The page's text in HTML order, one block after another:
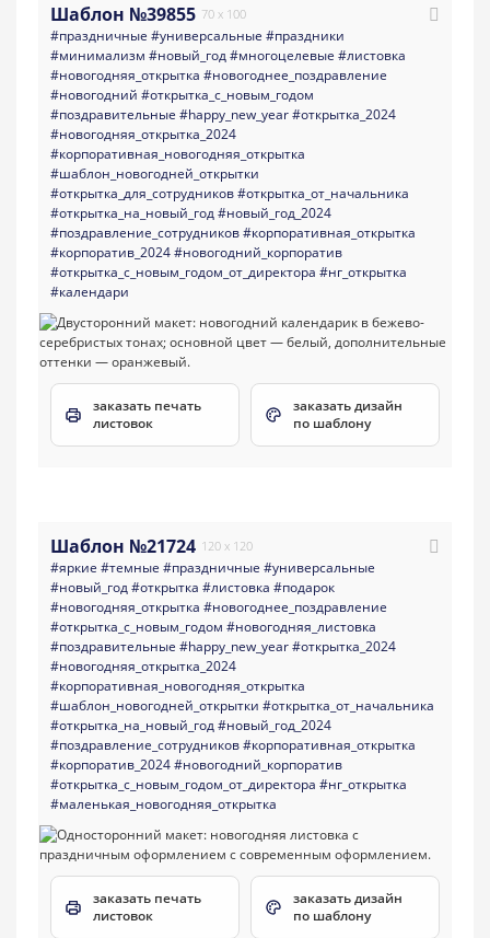
Шаблон №39855 70 x 100
#праздничные #универсальные #праздники
#минимализм #новый_год#многоцелевые #листовка
#новогодняя_открытка #новогоднее_поздравление
#новогодний #открытка_с_новым_годом
#поздравительные #happy_new_year#открытка_2024
#новогодняя_открытка_2024
#корпоративная_новогодняя_открытка
#шаблон_новогодней_открытки
#открытка_для_сотрудников#открытка_от_начальника
#открытка_на_новый_год#новый_год_2024
#поздравление_сотрудников#корпоративная_открытка
#корпоратив_2024#новогодний_корпоратив
#открытка_с_новым_годом_от_директора #нг_открытка
#календари
заказать печать
листовок
заказать дизайн
по шаблону
Шаблон №21724 120 x 120
#яркие #темные #праздничные #универсальные
#новый_год#открытка #листовка #подарок
#новогодняя_открытка #новогоднее_поздравление
#открытка_с_новым_годом #новогодняя_листовка
#поздравительные #happy_new_year#открытка_2024
#новогодняя_открытка_2024
#корпоративная_новогодняя_открытка
#шаблон_новогодней_открытки #открытка_от_начальника
#открытка_на_новый_год#новый_год_2024
#поздравление_сотрудников#корпоративная_открытка
#корпоратив_2024#новогодний_корпоратив
#открытка_с_новым_годом_от_директора #нг_открытка
#маленькая_новогодняя_открытка
заказать печать
листовок
заказать дизайн
по шаблону